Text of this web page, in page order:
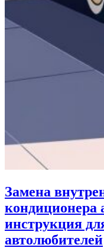
Замена
кондиционера
инструкция
автолюбителей